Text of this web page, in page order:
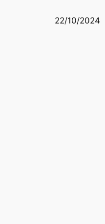
22/10/2024